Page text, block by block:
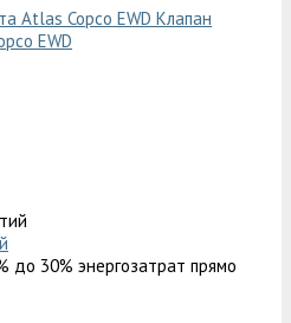
Клапан
EWD
до 30% энергозатрат прямо